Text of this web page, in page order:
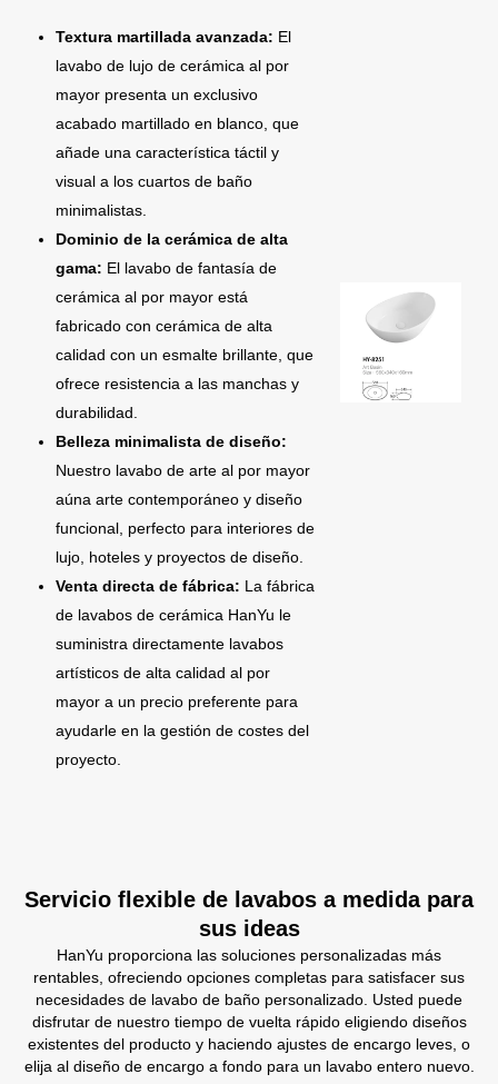
Textura martillada avanzada: El
lavabo de lujo de cerámica al por
mayor presenta un exclusivo
acabado martillado en blanco, que
añade una característica táctil y
visual a los cuartos de baño
minimalistas.
Dominio de la cerámica de alta
gama: El lavabo de fantasía de
cerámica al por mayor está
fabricado con cerámica de alta
calidad con un esmalte brillante, que
ofrece resistencia a las manchas y
durabilidad.
Belleza minimalista de diseño:
Nuestro lavabo de arte al por mayor
aúna arte contemporáneo y diseño
funcional, perfecto para interiores de
lujo, hoteles y proyectos de diseño.
Venta directa de fábrica: La fábrica
de lavabos de cerámica HanYu le
suministra directamente lavabos
artísticos de alta calidad al por
mayor a un precio preferente para
ayudarle en la gestión de costes del
proyecto.
Servicio flexible de lavabos a medida para
sus ideas
HanYu proporciona las soluciones personalizadas más
rentables, ofreciendo opciones completas para satisfacer sus
necesidades de lavabo de baño personalizado. Usted puede
disfrutar de nuestro tiempo de vuelta rápido eligiendo diseños
existentes del producto y haciendo ajustes de encargo leves, o
elija al diseño de encargo a fondo para un lavabo entero nuevo.